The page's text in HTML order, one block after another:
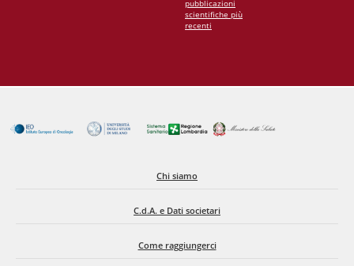
pubblicazioni
scientifiche più
recenti
Chi siamo
C.d.A. e Dati societari
Come raggiungerci